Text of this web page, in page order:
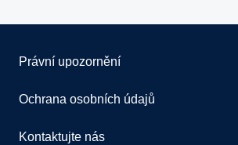
Právní upozornění
Ochrana osobních údajů
Kontaktujte nás